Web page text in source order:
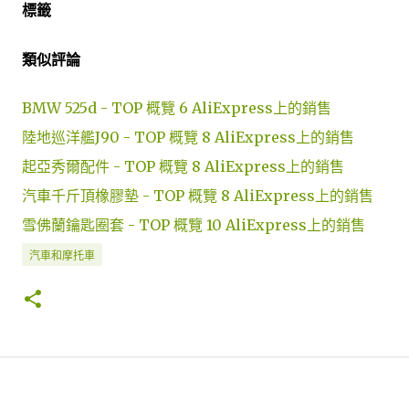
標籤
類似評論
BMW 525d - TOP 概覽 6 AliExpress上的銷售
陸地巡洋艦J90 - TOP 概覽 8 AliExpress上的銷售
起亞秀爾配件 - TOP 概覽 8 AliExpress上的銷售
汽車千斤頂橡膠墊 - TOP 概覽 8 AliExpress上的銷售
雪佛蘭鑰匙圈套 - TOP 概覽 10 AliExpress上的銷售
汽車和摩托車